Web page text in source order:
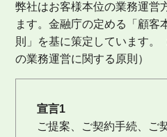
弊社はお客様本位の業務運営
ます。金融庁の定める「顧客
則」を基に策定しています
の業務運営に関する原則）
宣言1
ご提案、ご契約手続、ご